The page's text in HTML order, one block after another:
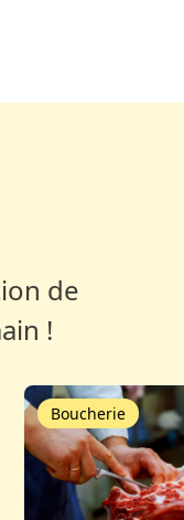
de
!
Boucherie